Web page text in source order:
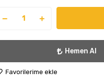
Hemen Al
Favorilerime ekle